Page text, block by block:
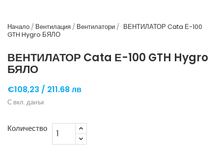
Начало Вентилация Вентилатори
ВЕНТИЛАТОР Cata Е-100
GTH Hygro БЯЛО
ВЕНТИЛАТОР Cata Е-100 GTH Hygro
БЯЛО
€108,23 / 211.68 лв
С вкл. данък
Количество